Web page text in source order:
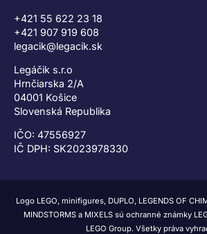
+421 55 622 23 18
+421 907 919 608
legacik@legacik.sk
Legáčik s.r.o
Hrnčiarska 2/A
04001 Košice
Slovenská Republika
IČO: 47556927
IČ DPH: SK2023978330
Logo LEGO, minifigures, DUPLO, LEGENDS OF
MINDSTORMS a MIXELS sú ochranné známky
LEGO Group. Všetky práva